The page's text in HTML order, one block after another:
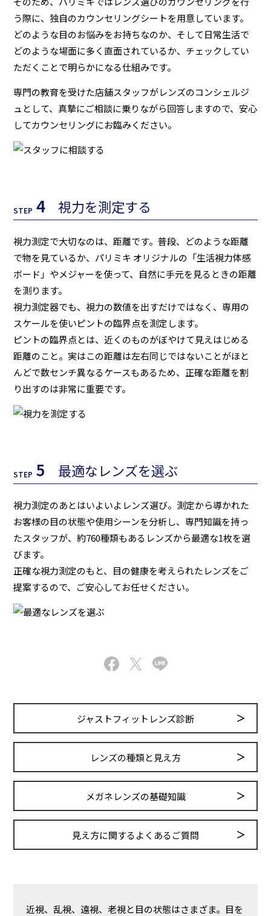
う際に、独自のカウンセリングシートを用意しています。
どのような目のお悩みをお持ちなのか、そして日常生活で
どのような場面に多く直面されているか、チェックしてい
ただくことで明らかになる仕組みです。
専門の教育を受けた店舗スタッフがレンズのコンシェルジ
ュとして、真摯にご相談に乗りながら回答しますので、安心
してカウンセリングにお臨みください。
STEP 4 視力を測定する
視力測定で大切なのは、距離です。普段、どのような距離
で物を見ているか、パリミキ オリジナルの「生活視力体感
ボード」やメジャーを使って、自然に手元を見るときの距離
を測ります。
視力測定器でも、視力の数値を出すだけではなく、専用の
スケールを使いピントの臨界点を測定します。
ピントの臨界点とは、近くのものがぼやけて見えはじめる
距離のこと。実はこの距離は左右同じではないことがほと
んどで数センチ異なるケースもあるため、正確な距離を割
り出すのは非常に重要です。
STEP 5 最適なレンズを選ぶ
視力測定のあとはいよいよレンズ選び。測定から導かれた
お客様の目の状態や使用シーンを分析し、専門知識を持っ
たスタッフが、約760種類もあるレンズから最適な1枚を選
びます。
正確な視力測定のもと、目の健康を考えられたレンズをご
提案するので、ご安心してお任せください。
ジャストフィットレンズ診断
レンズの種類と見え方
メガネレンズの基礎知識
見え方に関するよくあるご質問
近視、乱視、遠視、老視と目の状態はさまざま。目を